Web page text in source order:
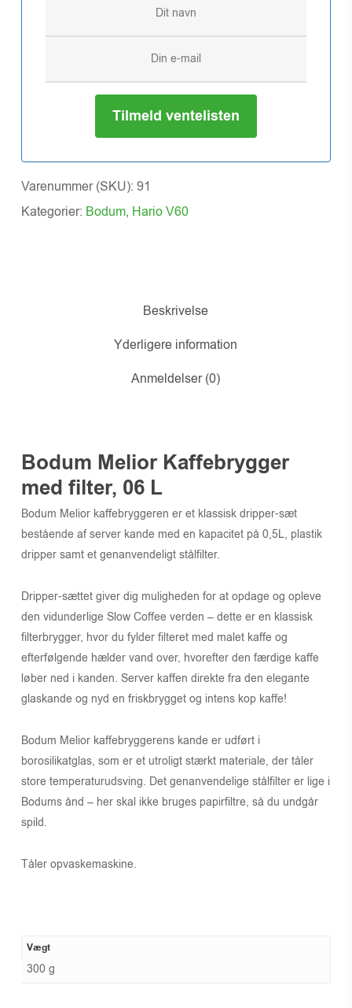
Tilmeld ventelisten
Varenummer (SKU): 91
Kategorier: Bodum, Hario V60
Beskrivelse
Yderligere information
Anmeldelser (0)
Bodum Melior Kaffebrygger
med filter, 06 L
Bodum Melior kaffebryggeren er et klassisk dripper-sæt
bestående af server kande med en kapacitet på 0,5L, plastik
dripper samt et genanvendeligt stålfilter.
Dripper-sættet giver dig muligheden for at opdage og opleve
den vidunderlige Slow Coffee verden – dette er en klassisk
filterbrygger, hvor du fylder filteret med malet kaffe og
efterfølgende hælder vand over, hvorefter den færdige kaffe
løber ned i kanden. Server kaffen direkte fra den elegante
glaskande og nyd en friskbrygget og intens kop kaffe!
Bodum Melior kaffebryggerens kande er udført i
borosilikatglas, som er et utroligt stærkt materiale, der tåler
store temperaturudsving. Det genanvendelige stålfilter er lige i
Bodums ånd – her skal ikke bruges papirfiltre, så du undgår
spild.
Tåler opvaskemaskine.
Vægt
300 g